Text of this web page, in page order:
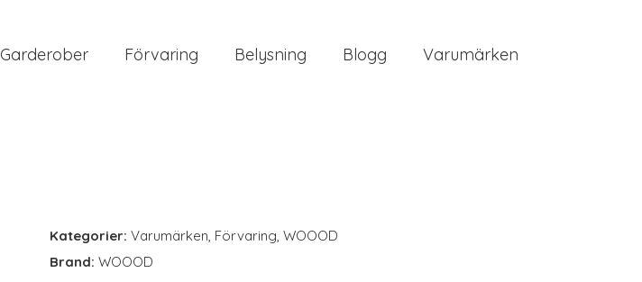
Garderober Förvaring Belysning Blogg Varumärken
Kategorier: Varumärken, Förvaring, WOOOD
Brand: WOOOD